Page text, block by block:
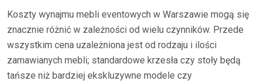
Koszty wynajmu mebli eventowych w Warszawie mogą się
znacznie różnić w zależności od wielu czynników. Przede
wszystkim cena uzależniona jest od rodzaju i ilości
zamawianych mebli; standardowe krzesła czy stoły będą
tańsze niż bardziej ekskluzywne modele czy